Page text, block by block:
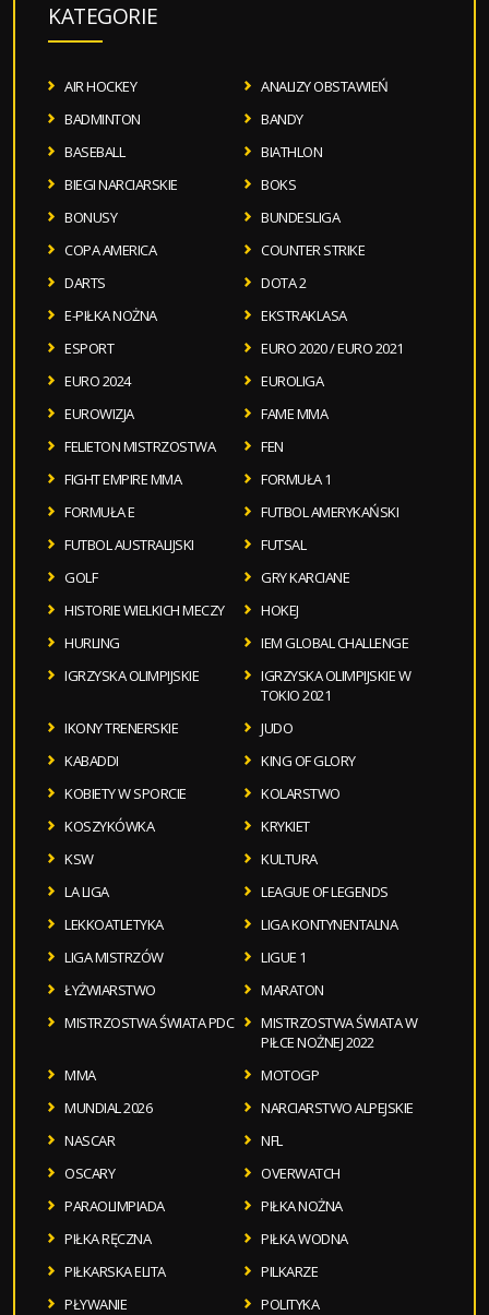
KATEGORIE
AIR HOCKEY
ANALIZY OBSTAWIEŃ
BADMINTON
BANDY
BASEBALL
BIATHLON
BIEGI NARCIARSKIE
BOKS
BONUSY
BUNDESLIGA
COPA AMERICA
COUNTER STRIKE
DARTS
DOTA 2
E-PIŁKA NOŻNA
EKSTRAKLASA
ESPORT
EURO 2020 / EURO 2021
EURO 2024
EUROLIGA
EUROWIZJA
FAME MMA
FELIETON MISTRZOSTWA
FEN
FIGHT EMPIRE MMA
FORMUŁA 1
FORMUŁA E
FUTBOL AMERYKAŃSKI
FUTBOL AUSTRALIJSKI
FUTSAL
GOLF
GRY KARCIANE
HISTORIE WIELKICH MECZY
HOKEJ
HURLING
IEM GLOBAL CHALLENGE
IGRZYSKA OLIMPIJSKIE
IGRZYSKA OLIMPIJSKIE W
TOKIO 2021
IKONY TRENERSKIE
JUDO
KABADDI
KING OF GLORY
KOBIETY W SPORCIE
KOLARSTWO
KOSZYKÓWKA
KRYKIET
KSW
KULTURA
LA LIGA
LEAGUE OF LEGENDS
LEKKOATLETYKA
LIGA KONTYNENTALNA
LIGA MISTRZÓW
LIGUE 1
ŁYŻWIARSTWO
MARATON
MISTRZOSTWA ŚWIATA PDC
MISTRZOSTWA ŚWIATA W
PIŁCE NOŻNEJ 2022
MMA
MOTOGP
MUNDIAL 2026
NARCIARSTWO ALPEJSKIE
NASCAR
NFL
OSCARY
OVERWATCH
PARAOLIMPIADA
PIŁKA NOŻNA
PIŁKA RĘCZNA
PIŁKA WODNA
PIŁKARSKA ELITA
PILKARZE
PŁYWANIE
POLITYKA